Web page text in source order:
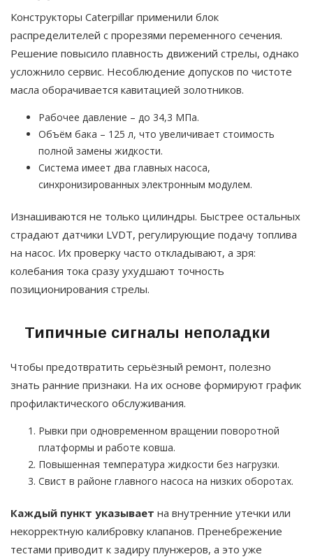
Конструкторы Caterpillar применили блок
распределителей с прорезями переменного сечения.
Решение повысило плавность движений стрелы, однако
усложнило сервис. Несоблюдение допусков по чистоте
масла оборачивается кавитацией золотников.
Рабочее давление – до 34,3 МПа.
Объём бака – 125 л, что увеличивает стоимость
полной замены жидкости.
Система имеет два главных насоса,
синхронизированных электронным модулем.
Изнашиваются не только цилиндры. Быстрее остальных
страдают датчики LVDT, регулирующие подачу топлива
на насос. Их проверку часто откладывают, а зря:
колебания тока сразу ухудшают точность
позиционирования стрелы.
Типичные сигналы неполадки
Чтобы предотвратить серьёзный ремонт, полезно
знать ранние признаки. На их основе формируют график
профилактического обслуживания.
Рывки при одновременном вращении поворотной
платформы и работе ковша.
Повышенная температура жидкости без нагрузки.
Свист в районе главного насоса на низких оборотах.
Каждый пункт указывает на внутренние утечки или
некорректную калибровку клапанов. Пренебрежение
тестами приводит к задиру плунжеров, а это уже